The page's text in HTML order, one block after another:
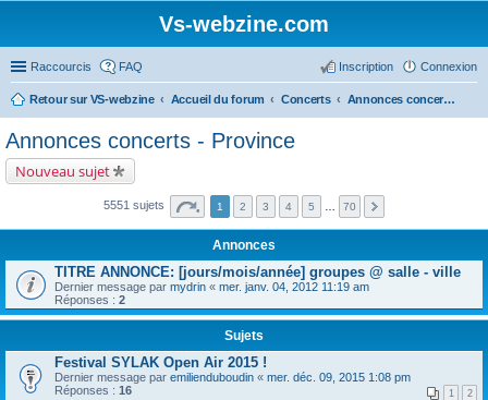
Vs-webzine.com
Raccourcis FAQ Connexion
Inscription
Retour sur VS-webzine Accueil du forum Concerts Annonces concerts - Province
Annonces concerts - Province
Nouveau sujet
5551 sujets 1 2 3 4 5 70
Annonces
TITRE ANNONCE: [jours/mois/année] groupes @ salle - ville
Dernier message par mydrin « mer. janv. 04, 2012 11:19 am
Réponses : 2
Sujets
Festival SYLAK Open Air 2015 !
Dernier message par emilienduboudin « mer. déc. 09, 2015 1:08 pm
Réponses : 16 1 2